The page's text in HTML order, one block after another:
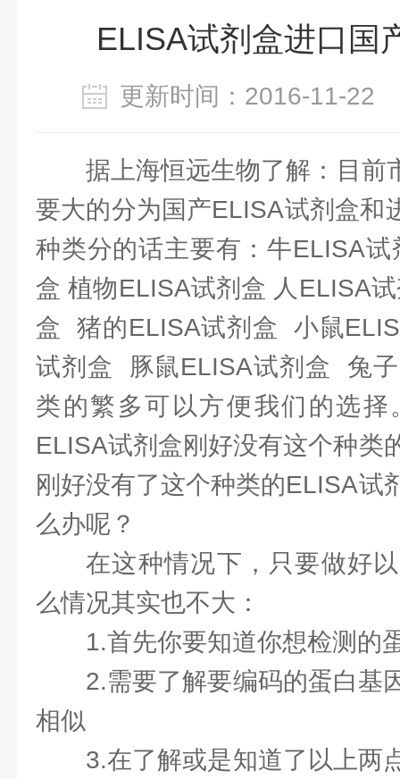
ELISA试剂盒进口国
更新时间：2016-11-
据上海恒远生物了解：目前
要大的分为国产ELISA试剂盒和
种类分的话主要有：牛ELISA
盒 植物ELISA试剂盒 人ELISA
盒 猪的ELISA试剂盒 小鼠
试剂盒 豚鼠ELISA试剂盒 兔
类的繁多可以方便我们的选
ELISA试剂盒刚好没有这个种类
刚好没有了这个种类的ELISA试
么办呢？
在这种情况下，只要做好
么情况其实也不大：
1.首先你要知道你想检测的
2.需要了解要编码的蛋白基
相似
3.在了解或是知道了以上两